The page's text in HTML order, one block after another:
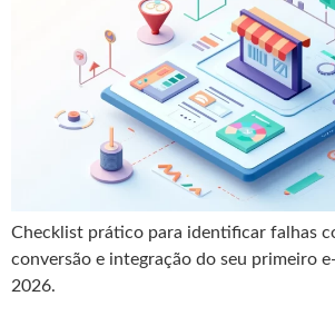
Checklist prático para identificar falhas
conversão e integração do seu primeiro
2026.